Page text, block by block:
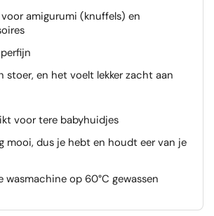
amigurumi (knuffels) en
stoer, en het voelt lekker zacht aan
voor tere babyhuidjes
mooi, dus je hebt en houdt eer van je
wasmachine op 60°C gewassen